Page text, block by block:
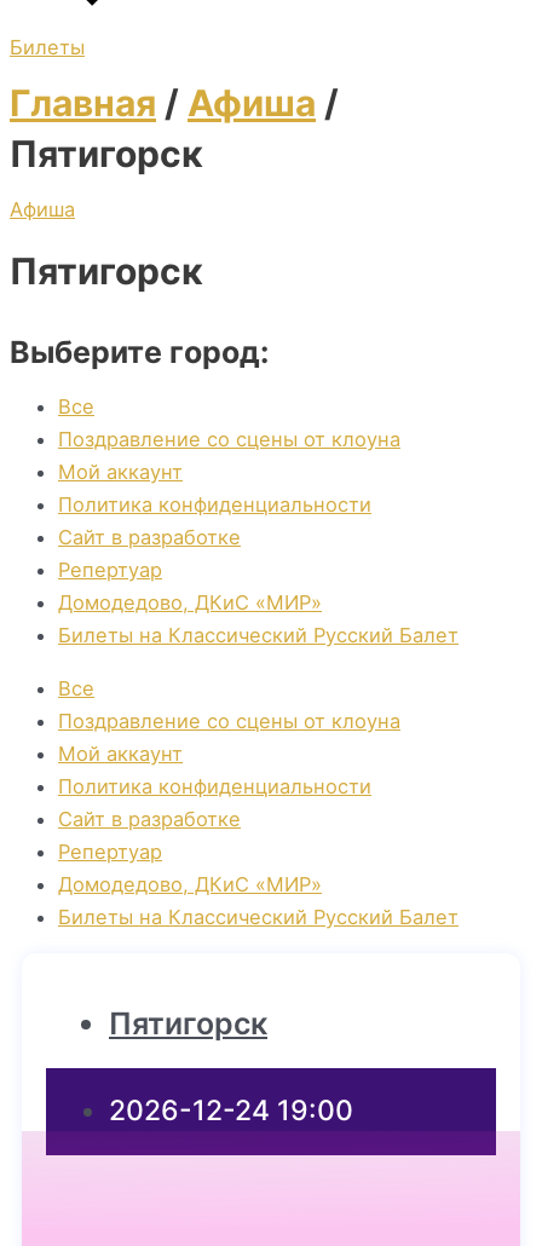
Билеты
Главная / Афиша /
Пятигорск
Афиша
Пятигорск
Выберите город:
Все
Поздравление со сцены от клоуна
Мой аккаунт
Политика конфиденциальности
Сайт в разработке
Репертуар
Домодедово, ДКиС «МИР»
Билеты на Классический Русский Балет
Все
Поздравление со сцены от клоуна
Мой аккаунт
Политика конфиденциальности
Сайт в разработке
Репертуар
Домодедово, ДКиС «МИР»
Билеты на Классический Русский Балет
Пятигорск
2026-12-24 19:00